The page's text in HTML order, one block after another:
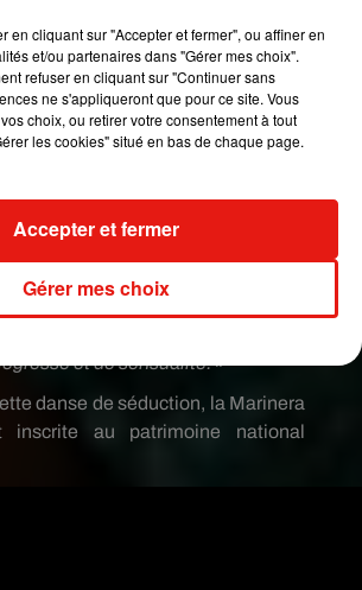
une qui se démarque :
Nortena se démarque parce que
la Libertad, mais aussi tout le nord
spécialement la pratique de
pour la femme, ce qui est aussi une
Mais c’est aussi un symbole de
et de sensualité. »
danse de séduction, la Marinera
inscrite au patrimoine national
en cliquant sur "Accepter et fermer", ou affiner en
et/ou partenaires dans "Gérer mes choix".
refuser en cliquant sur "Continuer sans
ne s'appliqueront que pour ce site. Vous
choix, ou retirer votre consentement à tout
les cookies" situé en bas de chaque page.
Gérer mes choix
Accepter et fermer